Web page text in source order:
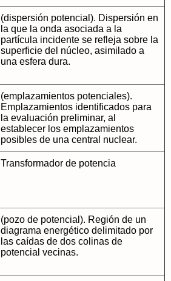
(dispersión potencial). Dispersión en
la que la onda asociada a la
partícula incidente se refleja sobre la
superficie del núcleo, asimilado a
una esfera dura.
(emplazamientos potenciales).
Emplazamientos identificados para
la evaluación preliminar, al
establecer los emplazamientos
posibles de una central nuclear.
Transformador de potencia
(pozo de potencial). Región de un
diagrama energético delimitado por
las caídas de dos colinas de
potencial vecinas.